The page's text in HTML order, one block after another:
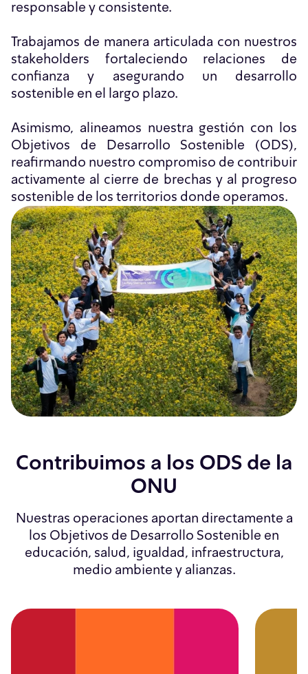
responsable y consistente.
Trabajamos de manera articulada con nuestros
stakeholders fortaleciendo relaciones de
confianza y asegurando un desarrollo
sostenible en el largo plazo.
Asimismo, alineamos nuestra gestión con los
Objetivos de Desarrollo Sostenible (ODS),
reafirmando nuestro compromiso de contribuir
activamente al cierre de brechas y al progreso
sostenible de los territorios donde operamos.
Contribuimos a los ODS de la
ONU
Nuestras operaciones aportan directamente a
los Objetivos de Desarrollo Sostenible en
educación, salud, igualdad, infraestructura,
medio ambiente y alianzas.